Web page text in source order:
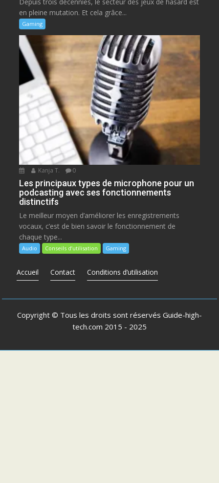
en pleine mutation. Et cela grâce...
Gaming
Kanja T. 0
Les principaux types de microphone pour un
podcasting avec ses fonctionnements
distinctifs
Le meilleur moyen d’améliorer les enregistrements
vocaux, c’est de bien savoir le fonctionnement de
chaque type...
Audio Conseils d’utilisation Gaming
Accueil Contact Conditions d’utilisation
Copyright © Tous les droits sont réservés Guide-high-
tech.com 2015 - 2025